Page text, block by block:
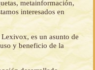
metainformación,
interesados en
es un asunto de
y beneficio de la